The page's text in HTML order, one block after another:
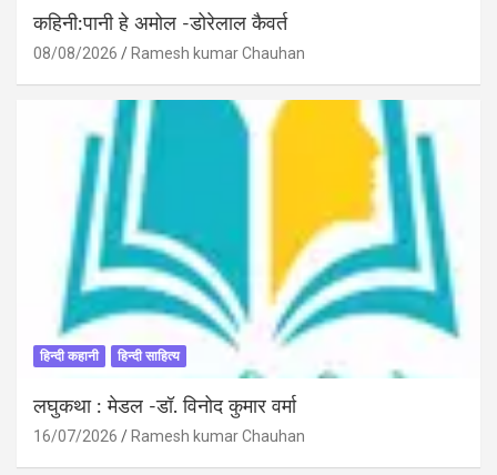
कहिनी:पानी हे अमोल -डोरेलाल कैवर्त
08/08/2026 Ramesh kumar Chauhan
हिन्दी कहानी हिन्दी साहित्य
लघुकथा : मेडल -डॉ. विनोद कुमार वर्मा
16/07/2026 Ramesh kumar Chauhan